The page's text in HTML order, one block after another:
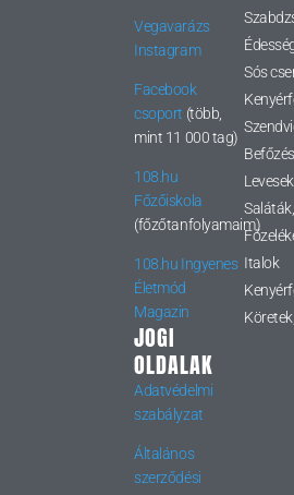
Vegavarázs
Instagram
Facebook
csoport (több,
mint 11 000 tag)
108.hu
Főzőiskola
(főzőtanfolyamaim)
108.hu Ingyenes
Életmód
Magazin
JOGI
OLDALAK
Adatvédelmi
szabályzat
Általános
szerződési
Sós
Befőzés
Levesek
Italok